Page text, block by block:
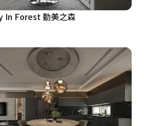
In Forest 勤美之森